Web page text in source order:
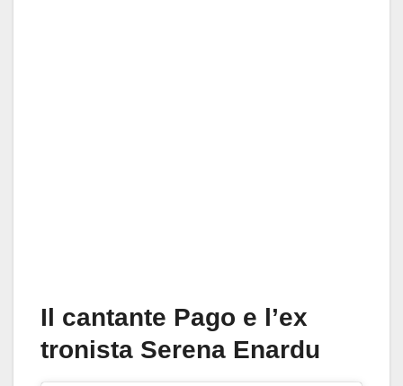
Il cantante Pago e l’ex
tronista Serena Enardu